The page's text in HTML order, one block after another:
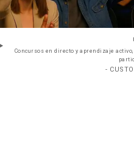
Concursos en directo y aprendizaje
-